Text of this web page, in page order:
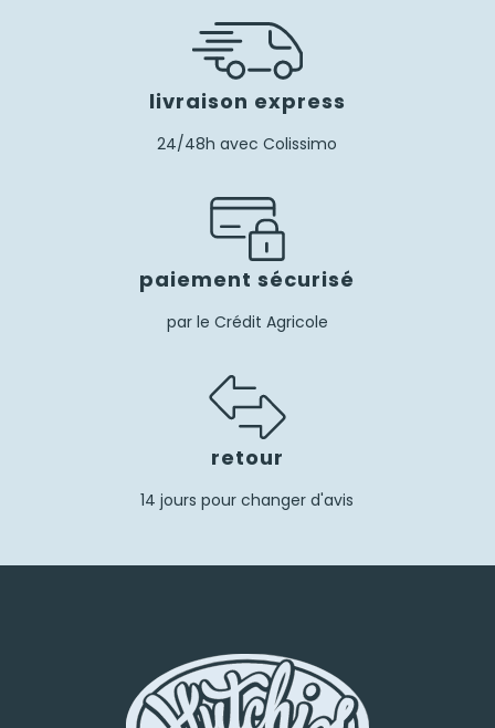
livraison express
24/48h avec Colissimo
paiement sécurisé
par le Crédit Agricole
retour
14 jours pour changer d'avis